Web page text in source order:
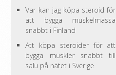
Var kan jag köpa steroid för
att bygga muskelmassa
snabbt i Finland
Att köpa steroider för att
bygga muskler snabbt till
salu på nätet i Sverige